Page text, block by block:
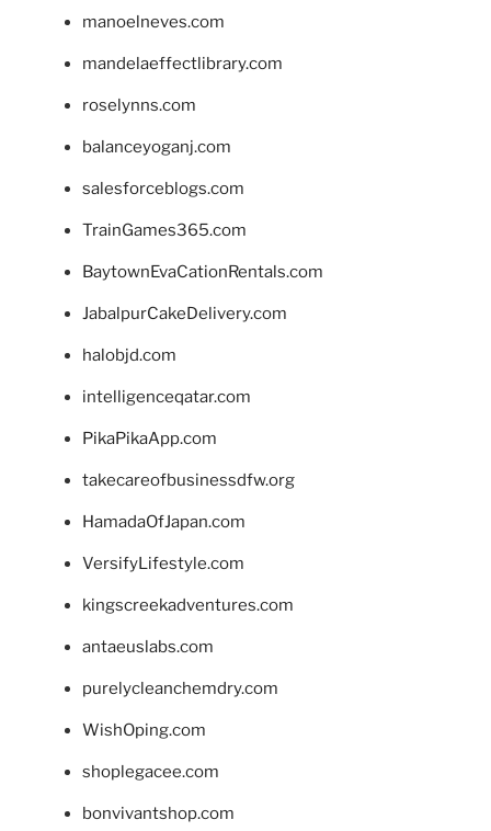
manoelneves.com
mandelaeffectlibrary.com
roselynns.com
balanceyoganj.com
salesforceblogs.com
TrainGames365.com
BaytownEvaCationRentals.com
JabalpurCakeDelivery.com
halobjd.com
intelligenceqatar.com
PikaPikaApp.com
takecareofbusinessdfw.org
HamadaOfJapan.com
VersifyLifestyle.com
kingscreekadventures.com
antaeuslabs.com
purelycleanchemdry.com
WishOping.com
shoplegacee.com
bonvivantshop.com